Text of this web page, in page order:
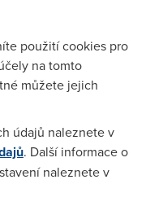
i vybrané modely
online i v
sleva až 8 000 Kč na
Kč měsíčně.
výměnu rozbitého
pro připojení více
použití cookies pro
na tomto
můžete jejich
údajů naleznete v
. Další informace o
naleznete v